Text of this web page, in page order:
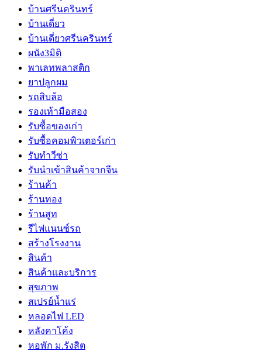
บ้านศรีนครินทร์
บ้านเดี่ยว
บ้านเดี่ยวศรีนครินทร์
ผนัง3มิติ
พาเลทพลาสติก
ยาปลูกผม
รถสิบล้อ
รองเท้ามือสอง
รับซื้อของเก่า
รับซื้อคอมพิวเตอร์เก่า
รับทำวีซ่า
รับนำเข้าสินค้าจากจีน
ร้านค้า
ร้านทอง
ร้านสูท
รีไฟแนนซ์รถ
สร้างโรงงาน
สินค้า
สินค้าและบริการ
สุขภาพ
สเปรย์น้ำแร่
หลอดไฟ LED
หลังคาโค้ง
หอพัก ม.รังสิต